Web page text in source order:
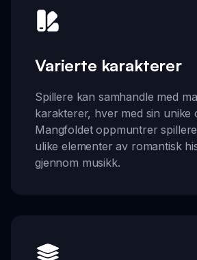
Varierte karakterer
Spillere kan samhandle med
karakterer, hver med sin unike
Mangfoldet oppmuntrer
ulike elementer av romantisk
gjennom musikk.